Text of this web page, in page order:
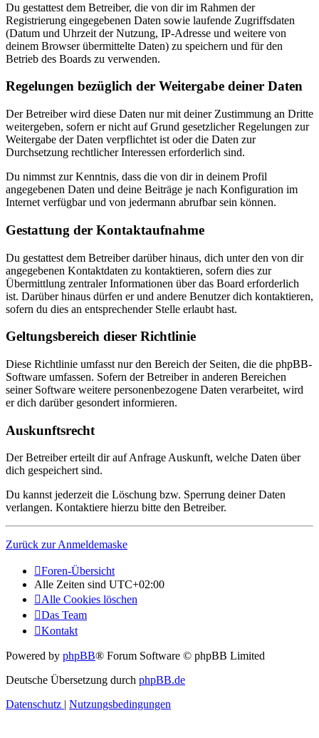
Du gestattest dem Betreiber, die von dir im Rahmen der
Registrierung eingegebenen Daten sowie laufende Zugriffsdaten
(Datum und Uhrzeit der Nutzung, IP-Adresse und weitere von
deinem Browser übermittelte Daten) zu speichern und für den
Betrieb des Boards zu verwenden.
Regelungen bezüglich der Weitergabe deiner Daten
Der Betreiber wird diese Daten nur mit deiner Zustimmung an Dritte
weitergeben, sofern er nicht auf Grund gesetzlicher Regelungen zur
Weitergabe der Daten verpflichtet ist oder die Daten zur
Durchsetzung rechtlicher Interessen erforderlich sind.
Du nimmst zur Kenntnis, dass die von dir in deinem Profil
angegebenen Daten und deine Beiträge je nach Konfiguration im
Internet verfügbar und von jedermann abrufbar sein können.
Gestattung der Kontaktaufnahme
Du gestattest dem Betreiber darüber hinaus, dich unter den von dir
angegebenen Kontaktdaten zu kontaktieren, sofern dies zur
Übermittlung zentraler Informationen über das Board erforderlich
ist. Darüber hinaus dürfen er und andere Benutzer dich kontaktieren,
sofern du dies an entsprechender Stelle erlaubt hast.
Geltungsbereich dieser Richtlinie
Diese Richtlinie umfasst nur den Bereich der Seiten, die die phpBB-
Software umfassen. Sofern der Betreiber in anderen Bereichen
seiner Software weitere personenbezogene Daten verarbeitet, wird
er dich darüber gesondert informieren.
Auskunftsrecht
Der Betreiber erteilt dir auf Anfrage Auskunft, welche Daten über
dich gespeichert sind.
Du kannst jederzeit die Löschung bzw. Sperrung deiner Daten
verlangen. Kontaktiere hierzu bitte den Betreiber.
Zurück zur Anmeldemaske
Foren-Übersicht
Alle Zeiten sind UTC+02:00
Alle Cookies löschen
Das Team
Kontakt
Powered by phpBB® Forum Software © phpBB Limited
Deutsche Übersetzung durch phpBB.de
Datenschutz | Nutzungsbedingungen